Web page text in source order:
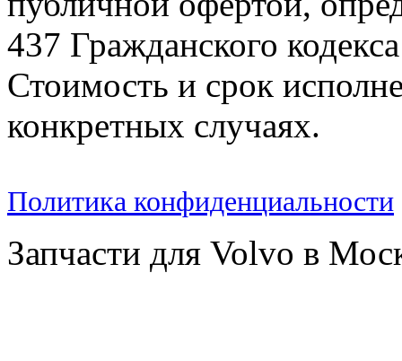
437 Гражданского
Стоимость и срок
конкретных случаях.
Политика конфиденциальности
Запчасти для Volvo в